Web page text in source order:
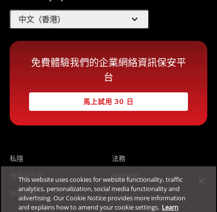
中文（香港） expand_more
免費體驗我們的企業網絡資訊保安平
台
馬上試用 30 日
私隱
法務
無障礙支援
使用條款
網站地圖
This website uses cookies for website functionality, traffic
analytics, personalization, social media functionality and
advertising. Our Cookie Notice provides more information
and explains how to amend your cookie settings. Learn